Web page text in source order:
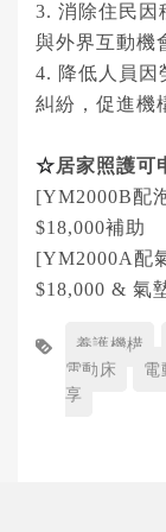
3. 消除住民因
與外界互動機
4. 降低人員因
糾紛，促進機
☆居家照護可
[YM2000B配
$18,000補助
[YM2000A 配
$18,000 & 氣
養護機構
電動床
電
享